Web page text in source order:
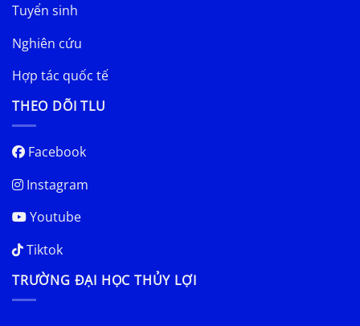
Tuyển sinh
Nghiên cứu
Hợp tác quốc tế
THEO DÕI TLU
Facebook
Instagram
Youtube
Tiktok
TRƯỜNG ĐẠI HỌC THỦY LỢI